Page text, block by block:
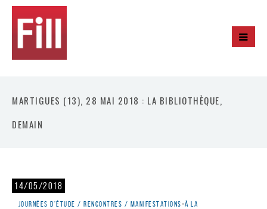
MARTIGUES (13), 28 MAI 2018 : LA BIBLIOTHÈQUE,
DEMAIN
14/05/2018
Journées d'étude / rencontres / manifestations •À la